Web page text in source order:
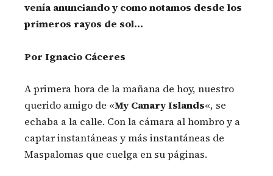
venía anunciando y como notamos desde los
primeros rayos de sol…
Por Ignacio Cáceres
A primera hora de la mañana de hoy, nuestro
querido amigo de «My Canary Islands«, se
echaba a la calle. Con la cámara al hombro y a
captar instantáneas y más instantáneas de
Maspalomas que cuelga en su páginas.